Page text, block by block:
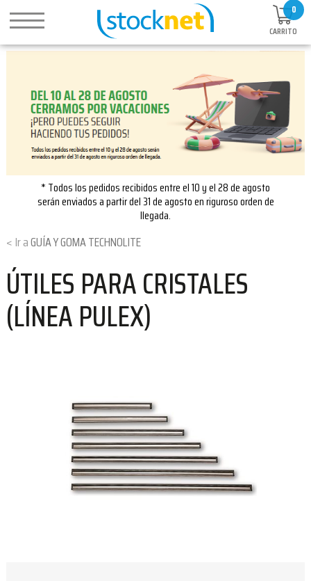
0
CARRITO
* Todos los pedidos recibidos entre el 10 y el 28 de agosto
serán enviados a partir del 31 de agosto en riguroso orden de
llegada.
GUÍA Y GOMA TECHNOLITE
ÚTILES PARA CRISTALES
(LÍNEA PULEX)